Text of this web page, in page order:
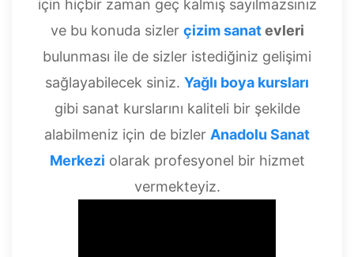
için hiçbir zaman geç kalmış sayılmazsınız
ve bu konuda sizler çizim sanatevleri
bulunması ile de sizler istediğiniz gelişimi
sağlayabilecek siniz. Yağlı boya kursları
gibi sanat kurslarını kaliteli bir şekilde
alabilmeniz için de bizler Anadolu Sanat
Merkezi olarak profesyonel bir hizmet
vermekteyiz.